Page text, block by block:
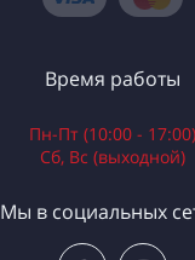
Время работы
Пн-Пт (10:00 - 17:00)
Сб, Вс (выходной)
Мы в социальных